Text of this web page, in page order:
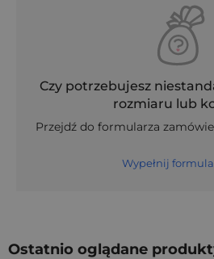
Czy potrzebujesz
rozmiaru lub
Przejdź do formularza
Wypełnij
Ostatnio oglądane